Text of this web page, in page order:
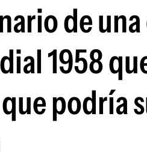
de
1958
podría